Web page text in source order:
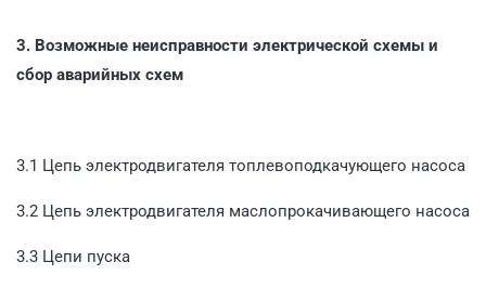
3. Возможные неисправности электрической схемы и
сбор аварийных схем
3.1 Цепь электродвигателя топлевоподкачующего насоса
3.2 Цепь электродвигателя маслопрокачивающего насоса
3.3 Цепи пуска